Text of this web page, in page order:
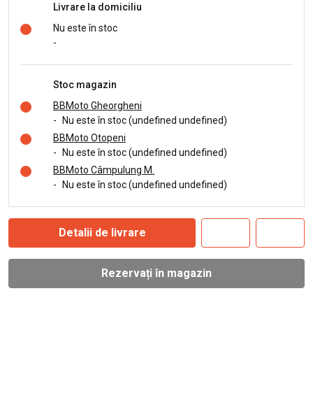
Livrare la domiciliu
Nu este în stoc
-
Stoc magazin
BBMoto Gheorgheni
-
Nu este în stoc (undefined undefined)
BBMoto Otopeni
-
Nu este în stoc (undefined undefined)
BBMoto Câmpulung M.
-
Nu este în stoc (undefined undefined)
Detalii de livrare
Rezervați în magazin